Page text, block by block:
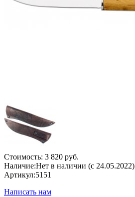
Стоимость: 3 820 руб.
Наличие:Нет в наличии (с 24.05.2022)
Артикул:5151
Написать нам